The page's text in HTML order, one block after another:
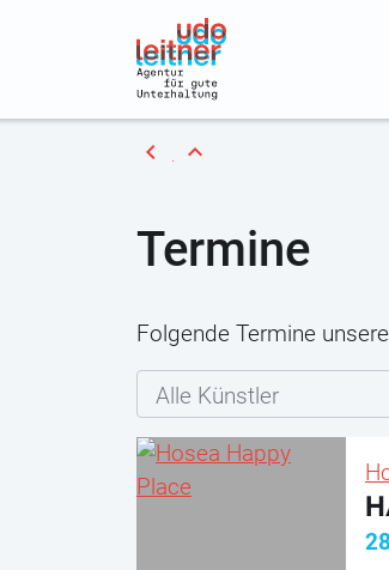
chevron_left expand_less
Termine
Folgende Termine
Alle Künstler